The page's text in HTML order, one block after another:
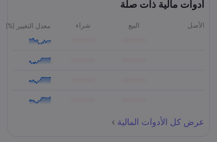
أدوات مالية ذات صلة
الأصل البيع شراء معدل التغيير (%)
عرض كل الأدوات المالية